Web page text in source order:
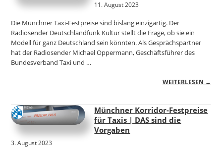
11. August 2023
Die Münchner Taxi-Festpreise sind bislang einzigartig. Der
Radiosender Deutschlandfunk Kultur stellt die Frage, ob sie ein
Modell für ganz Deutschland sein könnten. Als Gesprächspartner
hat der Radiosender Michael Oppermann, Geschäftsführer des
Bundesverband Taxi und …
WEITERLESEN →
Münchner Korridor-Festpreise
für Taxis | DAS sind die
Vorgaben
3. August 2023